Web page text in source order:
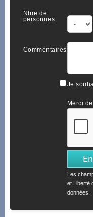
Nbre de
personnes
Commentaires
Je
Merci
Les
et Liberté
données.